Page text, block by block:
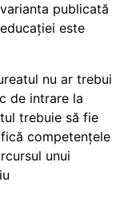
publicată
este
nu ar trebui
de intrare la
trebuie să fie
competențele
unui